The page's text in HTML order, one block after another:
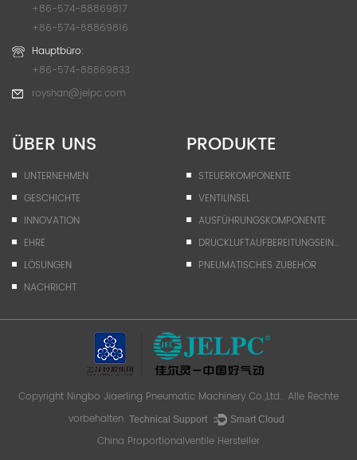
+86-574-88869817
+86-574-88869816
Hauptbüro:
+86-574-88869833
royshan@jelpc.com
ÜBER UNS
UNTERNEHMEN
GESCHICHTE
INNOVATION
EHRE
LÖSUNGEN
NACHRICHT
PRODUKTE
STEUERKOMPONENTE
VENTILINSEL
AUSFÜHRUNGSKOMPONENTE
DRUCKLUFTAUFBEREITUNGSEINHEIT
PNEUMATISCHES ZUBEHÖR
Copyright Ningbo Jiaerling Pneumatic Machinery Co.,Ltd.. Alle Rechte
vorbehalten. Technical Support ： Smart Cloud
China Proportionalventile Hersteller